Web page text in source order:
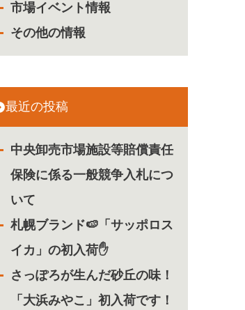
市場イベント情報
その他の情報
最近の投稿
中央卸売市場施設等賠償責任
保険に係る一般競争入札につ
いて
札幌ブランド🍉「サッポロス
イカ」の初入荷✋
さっぽろが生んだ砂丘の味！
「大浜みやこ」初入荷です！